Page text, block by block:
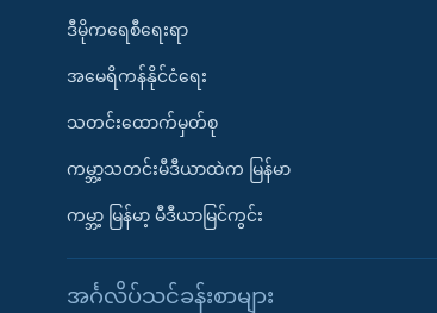
ဒီမိုကရေစီရေးရာ
အမေရိကန်နိုင်ငံရေး
သတင်းထောက်မှတ်စု
ကမ္ဘာ့သတင်းမီဒီယာထဲက မြန်မာ
ကမ္ဘာ့ မြန်မာ့ မီဒီယာမြင်ကွင်း
အင်္ဂလိပ်သင်ခန်းစာများ